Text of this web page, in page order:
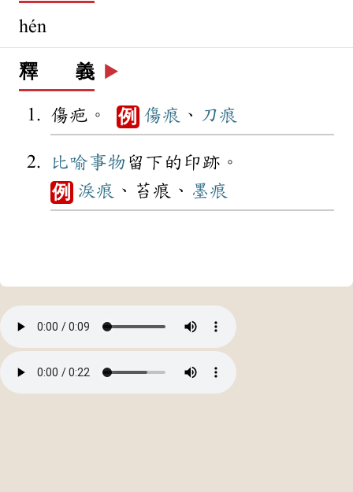
hén
釋 義 ▶️
傷疤。 例 傷痕 、 刀痕
比喻事物 留下的印跡。
例 淚痕 、苔痕、 墨痕